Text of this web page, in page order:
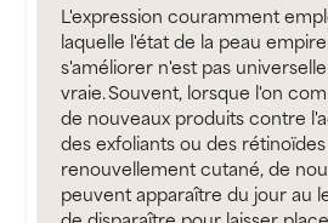
L'expression couramment
laquelle l'état de la peau
s'améliorer n'est pas
vraie. Souvent, lorsque l'on
de nouveaux produits contre
des exfoliants ou des
renouvellement cutané, de
peuvent apparaître du jour au